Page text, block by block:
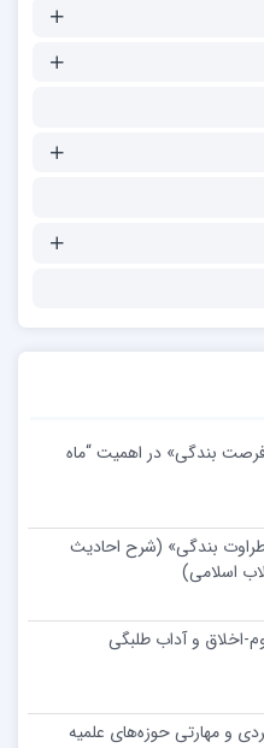
بندگی» در اهمیت “ماه
بندگی» (شرح احادیث
اسلامی)
اخلاق و آداب طلبگی
و مهارتی حوزه‌های علمیه